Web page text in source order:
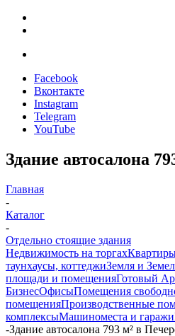
Facebook
Вконтакте
Instagram
Telegram
YouTube
Здание автосалона
Главная
-
Каталог
-
Отдельно стоящие здания
Недвижимость на торгах
таунхаусы, коттеджиЗемля и
площади и помещенияГотовый
БизнесОфисыПомещения
помещенияПроизводственные
комплексыМашиноместа и гаражи
-Здание автосалона 793 м² в